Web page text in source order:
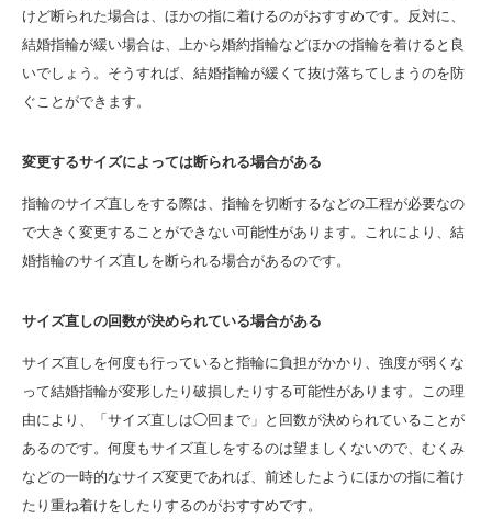
けど断られた場合は、ほかの指に着けるのがおすすめです。反対に、
結婚指輪が緩い場合は、上から婚約指輪などほかの指輪を着けると良
いでしょう。そうすれば、結婚指輪が緩くて抜け落ちてしまうのを防
ぐことができます。
変更するサイズによっては断られる場合がある
指輪のサイズ直しをする際は、指輪を切断するなどの工程が必要なの
で大きく変更することができない可能性があります。これにより、結
婚指輪のサイズ直しを断られる場合があるのです。
サイズ直しの回数が決められている場合がある
サイズ直しを何度も行っていると指輪に負担がかかり、強度が弱くな
って結婚指輪が変形したり破損したりする可能性があります。この理
由により、「サイズ直しは◯回まで」と回数が決められていることが
あるのです。何度もサイズ直しをするのは望ましくないので、むくみ
などの一時的なサイズ変更であれば、前述したようにほかの指に着け
たり重ね着けをしたりするのがおすすめです。